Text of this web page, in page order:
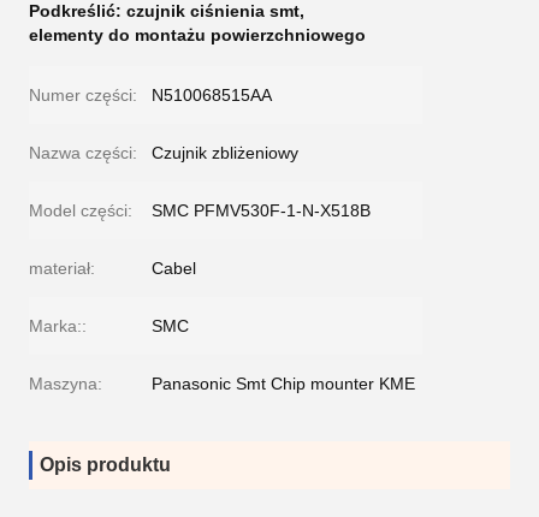
Podkreślić: czujnik ciśnienia smt,
elementy do montażu powierzchniowego
Numer części: N510068515AA
Nazwa części: Czujnik zbliżeniowy
Model części: SMC PFMV530F-1-N-X518B
materiał: Cabel
Marka:: SMC
Maszyna: Panasonic Smt Chip mounter KME
Opis produktu